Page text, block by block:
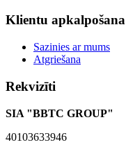
Klientu apkalpošana
Sazinies ar mums
Atgriešana
Rekvizīti
SIA "BBTC GROUP"
40103633946